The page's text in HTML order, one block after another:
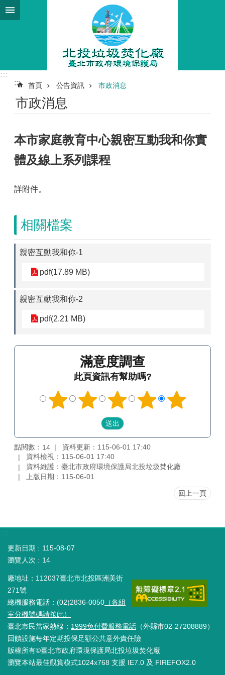
跳到主要內容區塊
:::
:::
首頁 公告資訊 市政消息
市政消息
本市家庭教育中心親密互動我和你實
體及線上系列課程
詳附件。
相關檔案
親密互動我和你-1
pdf(17.89 MB)
親密互動我和你-2
pdf(2.21 MB)
滿意度調查
此頁資訊有幫助嗎?
點閱數： 14
資料更新：115-06-01 17:40
資料檢視：115-06-01 17:40
資料維護：臺北市政府環境保護局北投垃圾焚化廠
上版日期：115-06-01
回上一頁
:::
更新日期
115-08-07
瀏覽人次
14
廠地址：112037臺北市北投區洲美街
271號
總機服務電話：(02)2836-0050 （各組
室分機號碼請按此）
臺北市民當家熱線： 1999免付費服務電話 （外縣市02-27208889）
回饋設施每年定期投保足額公共意外責任險
版權所有©臺北市政府環境保護局北投垃圾焚化廠
瀏覽本站最佳觀賞模式1024x768 支援 IE7.0 及 FIREFOX2.0